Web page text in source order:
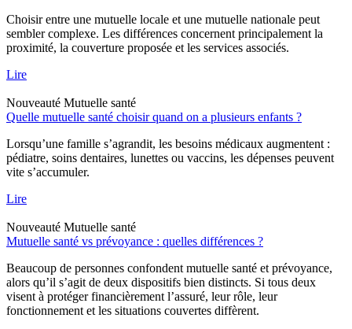
Choisir entre une mutuelle locale et une mutuelle nationale peut
sembler complexe. Les différences concernent principalement la
proximité, la couverture proposée et les services associés.
Lire
Nouveauté Mutuelle santé
Quelle mutuelle santé choisir quand on a plusieurs enfants ?
Lorsqu’une famille s’agrandit, les besoins médicaux augmentent :
pédiatre, soins dentaires, lunettes ou vaccins, les dépenses peuvent
vite s’accumuler.
Lire
Nouveauté Mutuelle santé
Mutuelle santé vs prévoyance : quelles différences ?
Beaucoup de personnes confondent mutuelle santé et prévoyance,
alors qu’il s’agit de deux dispositifs bien distincts. Si tous deux
visent à protéger financièrement l’assuré, leur rôle, leur
fonctionnement et les situations couvertes diffèrent.